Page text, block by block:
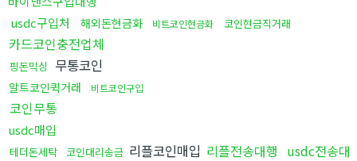
usdc구입처
해외돈현금화 비트코인현금화 코인현금직거래
카드코인충전업체
핑돈믹싱 무통코인
알트코인퀵거래 비트코인구입
코인무통
usdc매입
테더돈세탁 코인대리송금 리플코인매입 리플전송대행 usdc전송대